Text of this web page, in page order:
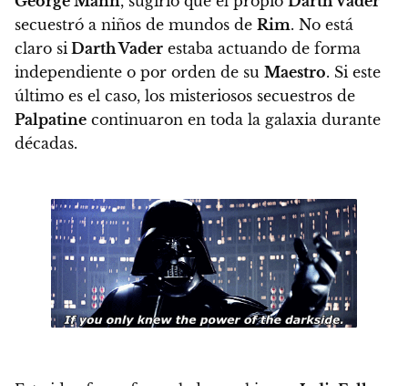
secuestró a niños de mundos de Rim. No está
claro siDarth Vader estaba actuando de forma
independiente o por orden de su Maestro. Si este
último es el caso, los misteriosos secuestros de
Palpatine continuaron en toda la galaxia durante
décadas.